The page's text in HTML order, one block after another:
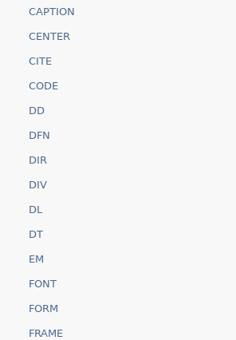
CAPTION
CENTER
CITE
CODE
DD
DFN
DIR
DIV
DL
DT
EM
FONT
FORM
FRAME